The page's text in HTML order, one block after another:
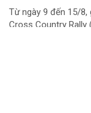
Từ ngày 9 đến 15/8,
Cross Country Rally